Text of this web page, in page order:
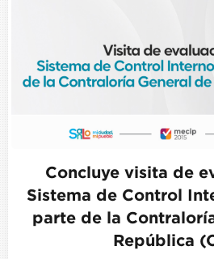
Concluye visita de
Sistema de Control
parte de la
República